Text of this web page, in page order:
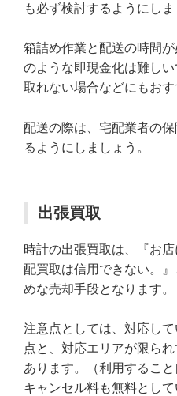
も必ず検討するようにしま
箱詰め作業と配送の時間
のような即現金化は難し
取れない場合などにもおす
配送の際は、宅配業者の
るようにしましょう。
出張買取
時計の出張買取は、『お
配買取は信用できない。
めな売却手段となります。
注意点としては、対応し
点と、対応エリアが限ら
あります。（利用するこ
キャンセル料も無料とし